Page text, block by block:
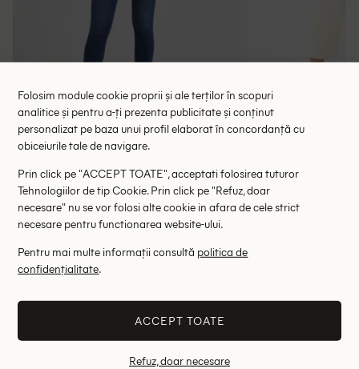
Blugi Pepe Jeans, albastru
RRP: 429.00 lei
W26/L28
Altii au fost interesati de
Folosim module cookie proprii și ale terților în scopuri
analitice și pentru a-ți prezenta publicitate și conținut
personalizat pe baza unui profil elaborat în concordanță cu
obiceiurile tale de navigare.
Prin click pe "ACCEPT TOATE", acceptati folosirea tuturor
Tehnologiilor de tip Cookie. Prin click pe "Refuz, doar
necesare" nu se vor folosi alte cookie in afara de cele strict
necesare pentru functionarea website-ului.
Pentru mai multe informații consultă politica de
confidențialitate.
ACCEPT TOATE
Refuz, doar necesare